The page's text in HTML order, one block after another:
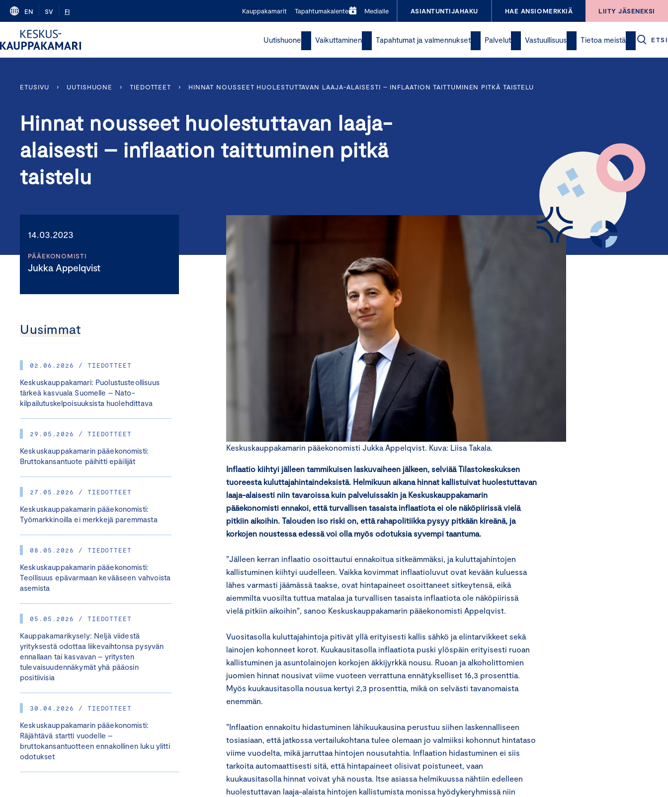
Skip
content
EN SV FI Kauppakamarit Tapahtumakalenteri Medialle ASIANTUNTIJAHAKU HAE ANSIOMERKKIÄ LIITY JÄSENEKSI
Uutishuone Vaikuttaminen Tapahtumat ja valmennukset Palvelut Vastuullisuus Tietoa meistä ETSI
ETUSIVU › UUTISHUONE › TIEDOTTEET › HINNAT NOUSSEET HUOLESTUTTAVAN LAAJA-ALAISESTI – INFLAATION TAITTUMINEN PITKÄ TAISTELU
Hinnat nousseet huolestuttavan laaja-
alaisesti – inflaation taittuminen pitkä
taistelu
14.03.2023
PÄÄEKONOMISTI
Jukka Appelqvist
Uusimmat
02.06.2026 / TIEDOTTEET
Keskuskauppakamari: Puolustusteollisuus
tärkeä kasvuala Suomelle – Nato-
kilpailutuskelpoisuuksista huolehdittava
29.05.2026 / TIEDOTTEET
Keskuskauppakamarin pääekonomisti:
Bruttokansantuote päihitti epäilijät
27.05.2026 / TIEDOTTEET
Keskuskauppakamarin pääekonomisti:
Työmarkkinoilla ei merkkejä paremmasta
08.05.2026 / TIEDOTTEET
Keskuskauppakamarin pääekonomisti:
Teollisuus epävarmaan kevääseen vahvoista
asemista
05.05.2026 / TIEDOTTEET
Kauppakamarikysely: Neljä viidestä
yrityksestä odottaa liikevaihtonsa pysyvän
ennallaan tai kasvavan – yritysten
tulevaisuudennäkymät yhä pääosin
positiivisia
30.04.2026 / TIEDOTTEET
Keskuskauppakamarin pääekonomisti:
Räjähtävä startti vuodelle –
bruttokansantuotteen ennakollinen luku ylitti
odotukset
Keskuskauppakamarin pääekonomisti Jukka Appelqvist. Kuva: Liisa Takala.
Inflaatio kiihtyi jälleen tammikuisen laskuvaiheen jälkeen, selviää Tilastokeskuksen
tuoreesta kuluttajahintaindeksistä. Helmikuun aikana hinnat kallistuivat huolestuttavan
laaja-alaisesti niin tavaroissa kuin palveluissakin ja Keskuskauppakamarin
pääekonomisti ennakoi, että turvallisen tasaista inflaatiota ei ole näköpiirissä vielä
pitkiin aikoihin. Talouden iso riski on, että rahapolitiikka pysyy pitkään kireänä, ja
korkojen noustessa edessä voi olla myös odotuksia syvempi taantuma.
”Jälleen kerran inflaatio osoittautui ennakoitua sitkeämmäksi, ja kuluttajahintojen
kallistuminen kiihtyi uudelleen. Vaikka kovimmat inflaatioluvut ovat kevään kuluessa
lähes varmasti jäämässä taakse, ovat hintapaineet osoittaneet sitkeytensä, eikä
aiemmilta vuosilta tuttua matalaa ja turvallisen tasaista inflaatiota ole näköpiirissä
vielä pitkiin aikoihin”, sanoo Keskuskauppakamarin pääekonomisti Appelqvist.
Vuositasolla kuluttajahintoja pitivät yllä erityisesti kallis sähkö ja elintarvikkeet sekä
lainojen kohonneet korot. Kuukausitasolla inflaatiota puski ylöspäin erityisesti ruoan
kallistuminen ja asuntolainojen korkojen äkkijyrkkä nousu. Ruoan ja alkoholittomien
juomien hinnat nousivat viime vuoteen verrattuna ennätykselliset 16,3 prosenttia.
Myös kuukausitasolla nousua kertyi 2,3 prosenttia, mikä on selvästi tavanomaista
enemmän.
”Inflaation ennakoitu hidastuminen lähikuukausina perustuu siihen laskennalliseen
tosiasiaan, että jatkossa vertailukohtana tulee olemaan jo valmiiksi kohonnut hintataso
viime vuodelta, mikä jarruttaa hintojen nousutahtia. Inflaation hidastuminen ei siis
tarkoita automaattisesti sitä, että hintapaineet olisivat poistuneet, vaan
kuukausitasolla hinnat voivat yhä nousta. Itse asiassa helmikuussa nähtiin edelleen
huolestuttavan laaja-alaista hintojen kallistumista monissa hyödykeryhmissä niin